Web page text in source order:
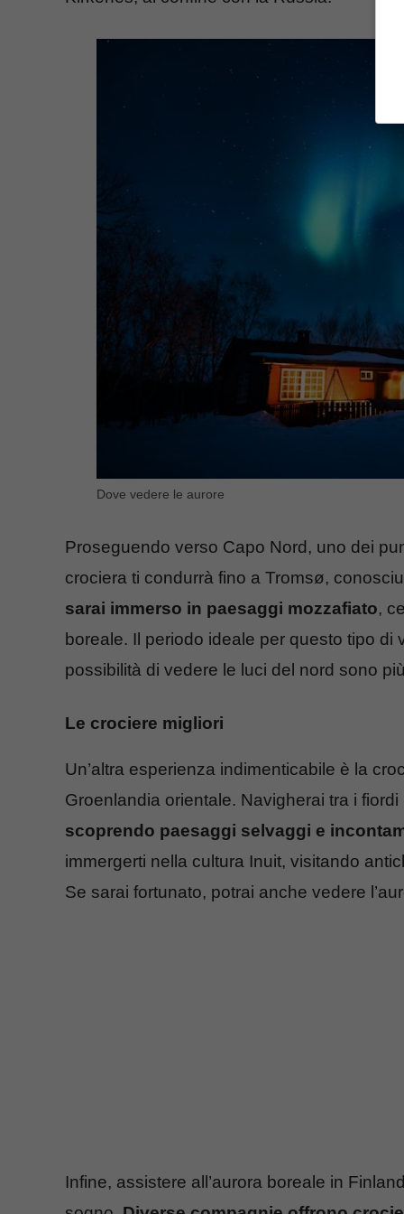
Dove vedere le aurore
Proseguendo verso Capo Nord, uno dei
crociera ti condurrà fino a Tromsø,
sarai immerso in paesaggi mozzafiato,
boreale. Il periodo ideale per questo tipo
possibilità di vedere le luci del nord sono
Le crociere migliori
Un’altra esperienza indimenticabile è la
Groenlandia orientale. Navigherai tra i
scoprendo paesaggi selvaggi e
immergerti nella cultura Inuit, visitando
Se sarai fortunato, potrai anche vedere
Infine, assistere all’aurora boreale in